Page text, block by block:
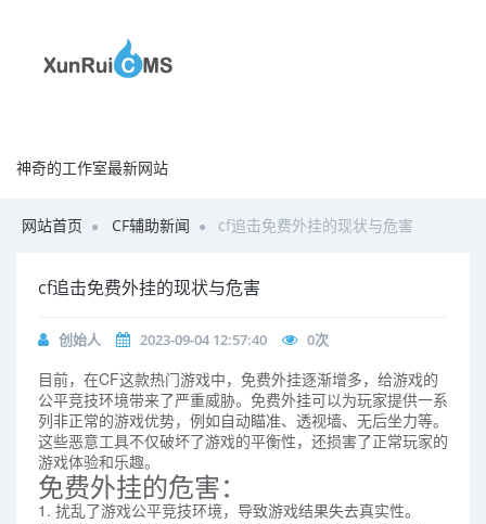
神奇的工作室最新网站
网站首页 CF辅助新闻 cf追击免费外挂的现状与危害
cf追击免费外挂的现状与危害
创始人 2023-09-04 12:57:40 0次
目前，在CF这款热门游戏中，免费外挂逐渐增多，给游戏的
公平竞技环境带来了严重威胁。免费外挂可以为玩家提供一系
列非正常的游戏优势，例如自动瞄准、透视墙、无后坐力等。
这些恶意工具不仅破坏了游戏的平衡性，还损害了正常玩家的
游戏体验和乐趣。
免费外挂的危害：
1. 扰乱了游戏公平竞技环境，导致游戏结果失去真实性。